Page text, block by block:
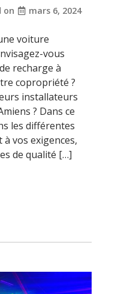
on mars 6, 2024
voiture
vous
recharge à
copropriété ?
installateurs
? Dans ce
les différentes
vos exigences,
de qualité […]